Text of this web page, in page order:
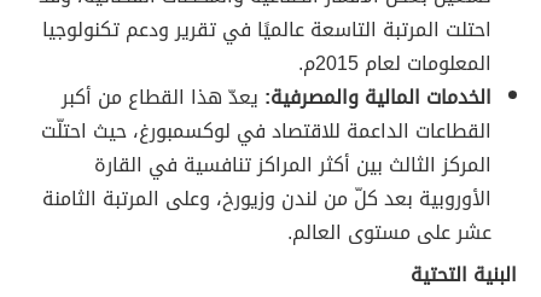
احتلت المرتبة التاسعة عالميًا في تقرير ودعم تكنولوجيا
المعلومات لعام 2015م.
الخدمات المالية والمصرفية: يعدّ هذا القطاع من أكبر
القطاعات الداعمة للاقتصاد في لوكسمبورغ، حيث احتلّت
المركز الثالث بين أكثر المراكز تنافسية في القارة
الأوروبية بعد كلّ من لندن وزيورخ، وعلى المرتبة الثامنة
عشر على مستوى العالم.
البنية التحتية